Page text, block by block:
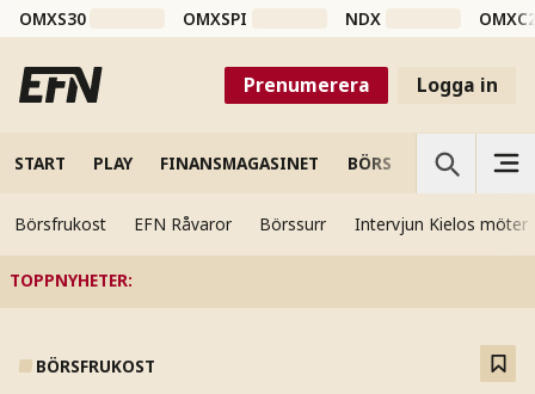
OMXS30 OMXSPI NDX
Prenumerera Logga in
START PLAY FINANSMAGASINET BÖRS VETENSKAP
Börsfrukost EFN Råvaror Börssurr Intervjun Kielos möter
TOPPNYHETER:
BÖRSFRUKOST